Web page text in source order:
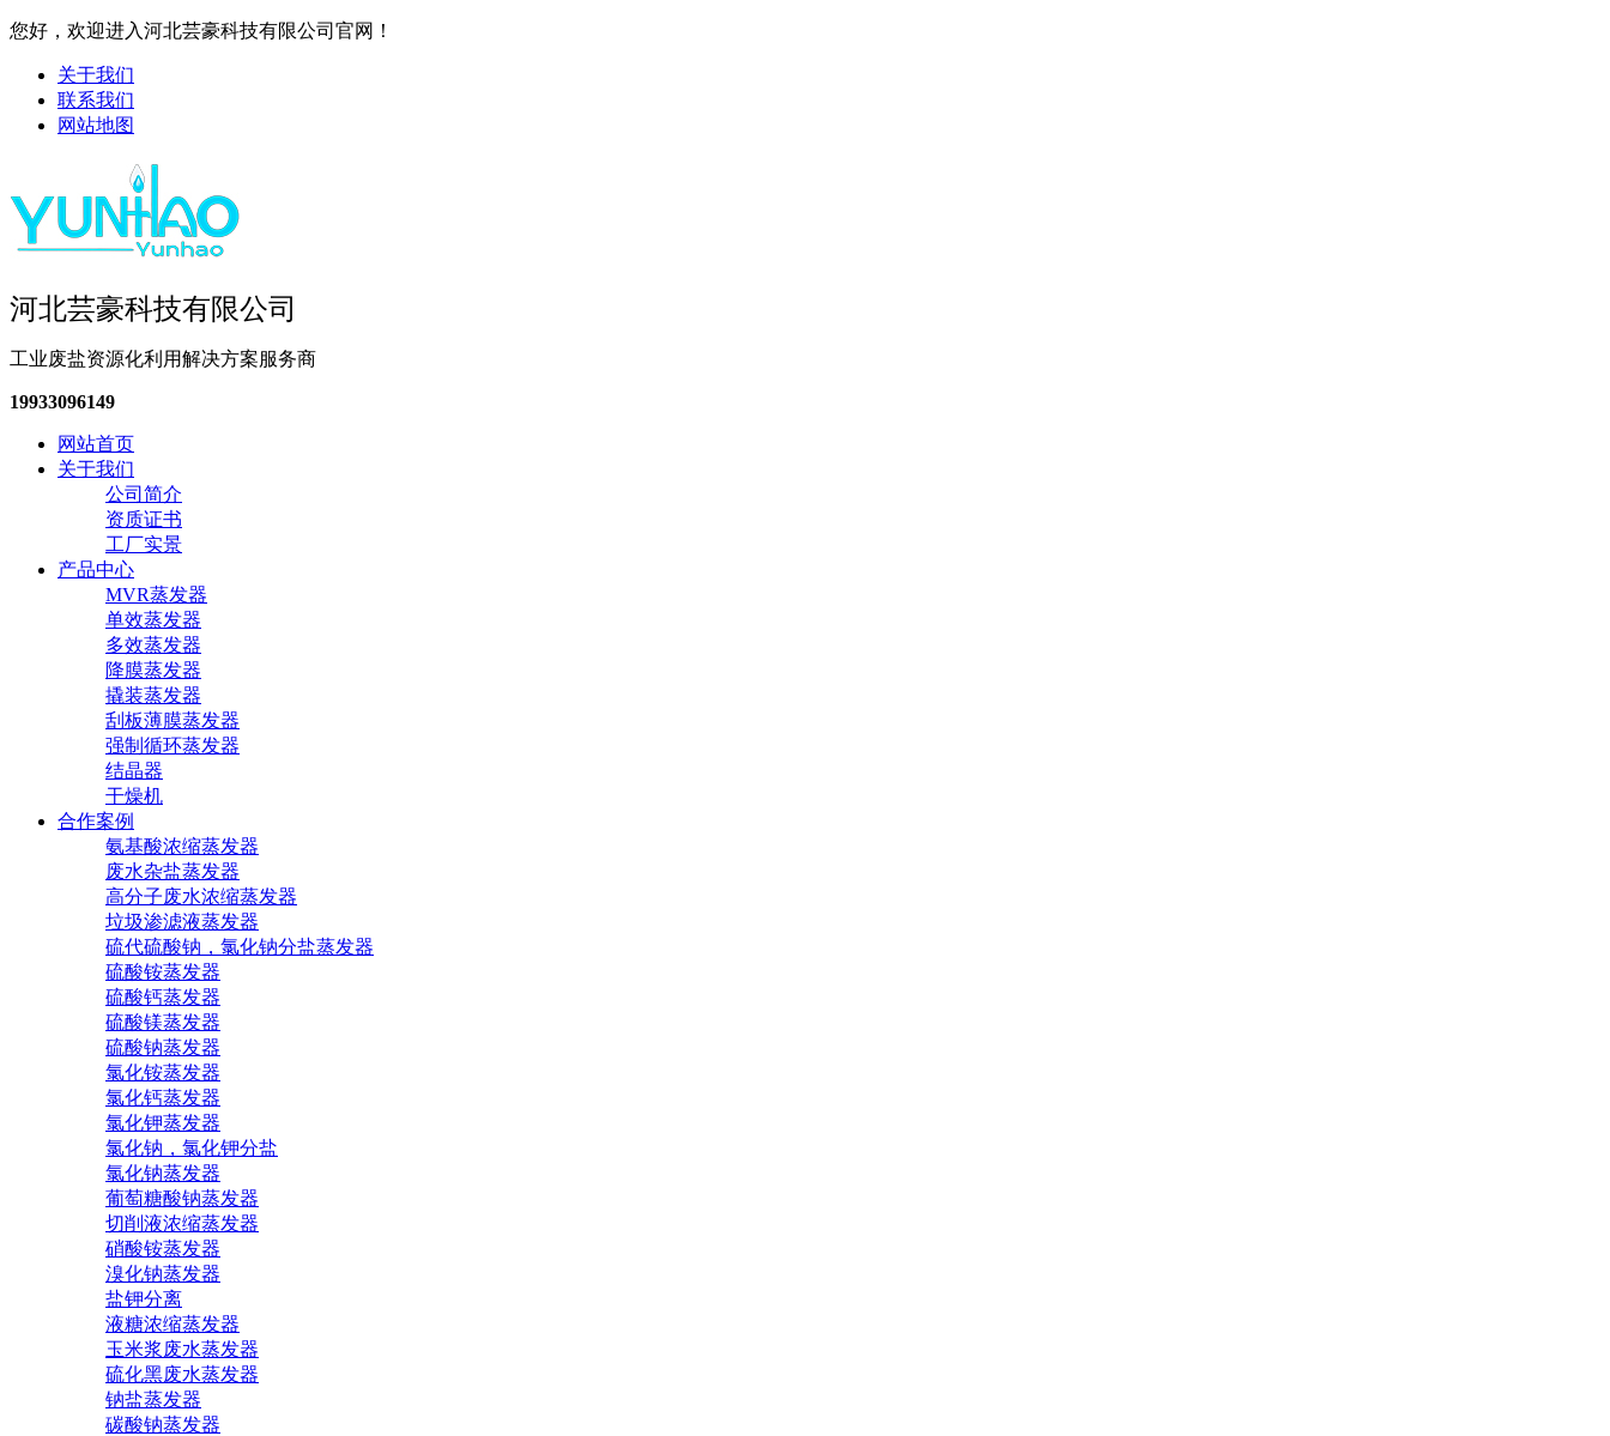
您好，欢迎进入河北芸豪科技有限公司官网！
关于我们
联系我们
网站地图
河北芸豪科技有限公司
工业废盐资源化利用解决方案服务商
19933096149
网站首页
关于我们
公司简介
资质证书
工厂实景
产品中心
MVR蒸发器
单效蒸发器
多效蒸发器
降膜蒸发器
撬装蒸发器
刮板薄膜蒸发器
强制循环蒸发器
结晶器
干燥机
合作案例
氨基酸浓缩蒸发器
废水杂盐蒸发器
高分子废水浓缩蒸发器
垃圾渗滤液蒸发器
硫代硫酸钠，氯化钠分盐蒸发器
硫酸铵蒸发器
硫酸钙蒸发器
硫酸镁蒸发器
硫酸钠蒸发器
氯化铵蒸发器
氯化钙蒸发器
氯化钾蒸发器
氯化钠，氯化钾分盐
氯化钠蒸发器
葡萄糖酸钠蒸发器
切削液浓缩蒸发器
硝酸铵蒸发器
溴化钠蒸发器
盐钾分离
液糖浓缩蒸发器
玉米浆废水蒸发器
硫化黑废水蒸发器
钠盐蒸发器
碳酸钠蒸发器